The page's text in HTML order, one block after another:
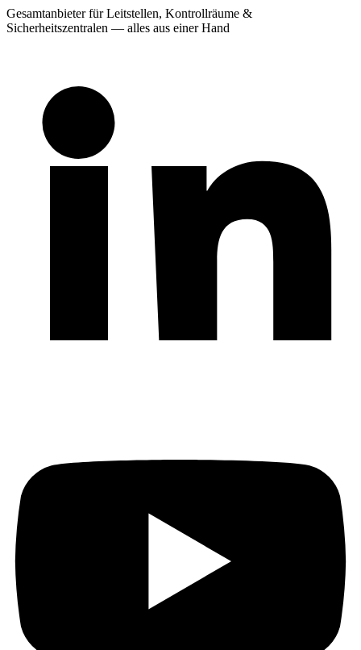
Gesamtanbieter für Leitstellen, Kontrollräume &
Sicherheitszentralen — alles aus einer Hand